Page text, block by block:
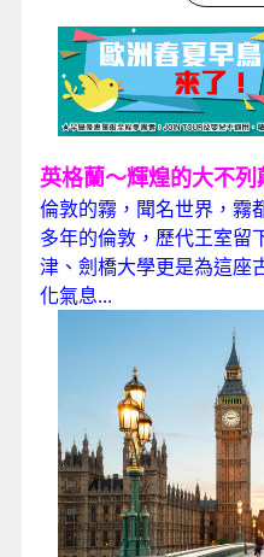
英格蘭～輝煌的大不
倫敦的霧，聞名世界，霧
多年的倫敦，歷代王室留
津、劍橋大學更是為這座
化氣息...